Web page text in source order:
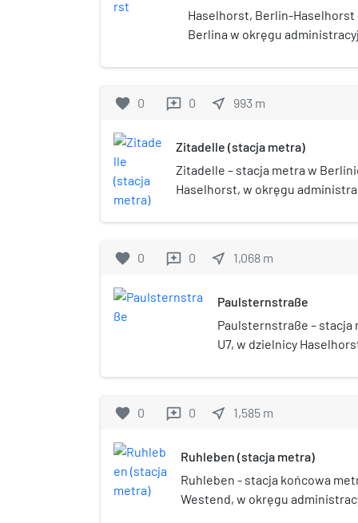
Haselhorst, Berlin-Haselhorst
Berlina w okręgu
favorite 0 reviews 0 near_me 993 m
Zitadelle (stacja metra)
Zitadelle – stacja metra w
Haselhorst, w okręgu
Spandau.
favorite 0 reviews 0 near_me 1,068 m
Paulsternstraße
Paulsternstraße – stacja
U7, w dzielnicy
otwarta w 1984.
favorite 0 reviews 0 near_me 1,585 m
Ruhleben (stacja metra)
Ruhleben - stacja końcowa
Westend, w okręgu